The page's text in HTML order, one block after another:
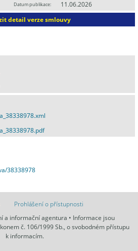
Datum publikace:
11.06.2026
detail verze smlouvy
38338978
Prohlášení o přístupnosti
a informační agentura • Informace jsou
č. 106/1999 Sb., o svobodném přístupu
k informacím.